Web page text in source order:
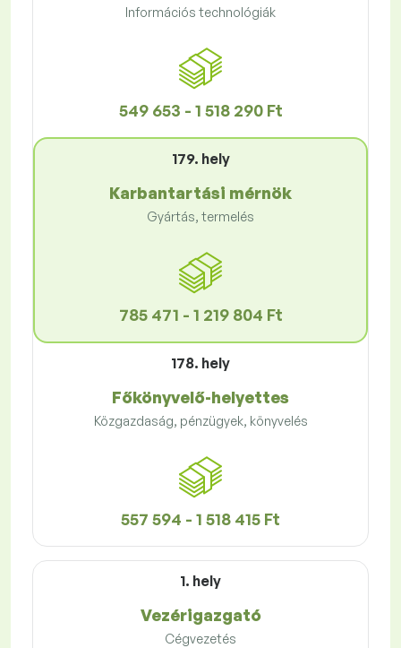
Információs technológiák
549 653 - 1 518 290 Ft
179. hely
Karbantartási mérnök
Gyártás, termelés
785 471 - 1 219 804 Ft
178. hely
Főkönyvelő-helyettes
Közgazdaság, pénzügyek, könyvelés
557 594 - 1 518 415 Ft
1. hely
Vezérigazgató
Cégvezetés